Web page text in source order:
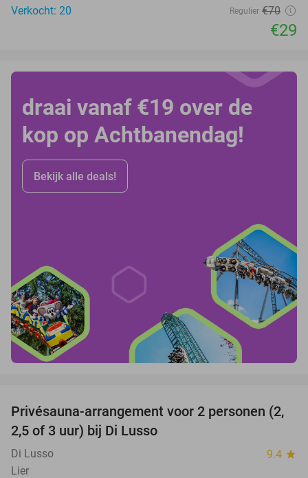
Verkocht: 20
Regulier €70
€29
draai vanaf €19 over de
kop op Achtbanendag!
Bekijk alle deals!
26%
Privésauna-arrangement voor 2 personen (2,
2,5 of 3 uur) bij Di Lusso
Di Lusso 9.4 star
Lier